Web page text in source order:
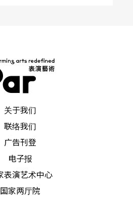
关于我们
联络我们
广告刊登
电子报
表演艺术中心
国家两厅院